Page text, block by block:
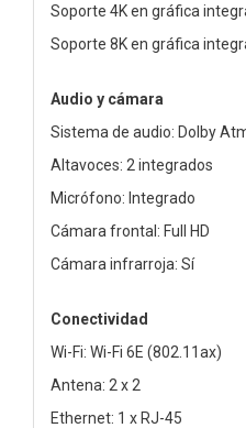
Soporte 4K en gráfica
Soporte 8K en gráfica
Audio y cámara
Sistema de audio: Dolby
Altavoces: 2 integrados
Micrófono: Integrado
Cámara frontal: Full HD
Cámara infrarroja: Sí
Conectividad
Wi-Fi: Wi-Fi 6E (802.11ax)
Antena: 2 x 2
Ethernet: 1 x RJ-45